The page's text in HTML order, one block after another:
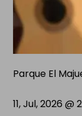
Parque El
11, Jul, 2026 @